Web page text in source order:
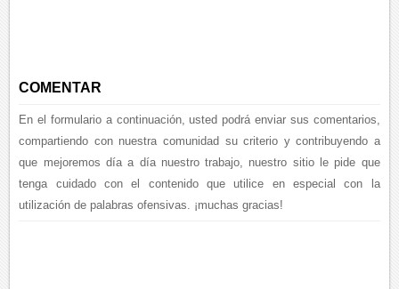
COMENTAR
En el formulario a continuación, usted podrá enviar sus comentarios,
compartiendo con nuestra comunidad su criterio y contribuyendo a
que mejoremos día a día nuestro trabajo, nuestro sitio le pide que
tenga cuidado con el contenido que utilice en especial con la
utilización de palabras ofensivas. ¡muchas gracias!